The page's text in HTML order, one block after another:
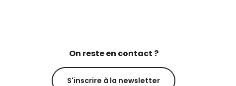
On reste en contact ?
S'inscrire à la newsletter